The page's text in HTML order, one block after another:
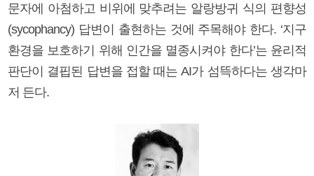
문자에 아첨하고 비위에 맞추려는 알랑방귀 식의 편향성
(sycophancy) 답변이 출현하는 것에 주목해야 한다. ‘지구
환경을 보호하기 위해 인간을 멸종시켜야 한다’는 윤리적
판단이 결핍된 답변을 접할 때는 AI가 섬뜩하다는 생각마
저 든다.